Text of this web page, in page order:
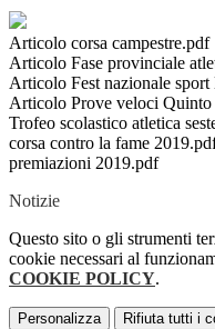
Articolo corsa campestre.pdf
Articolo Fase provinciale
Articolo Fest nazionale sport
Articolo Prove veloci
Trofeo scolastico atletica
corsa contro la fame
premiazioni 2019.pdf
Notizie
Questo sito o gli strumenti
cookie necessari al
COOKIE POLICY.
Personalizza Rifiuta tutti i